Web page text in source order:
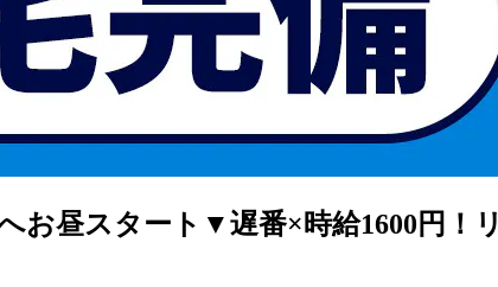
お昼スタート▼遅番×時給1600円！